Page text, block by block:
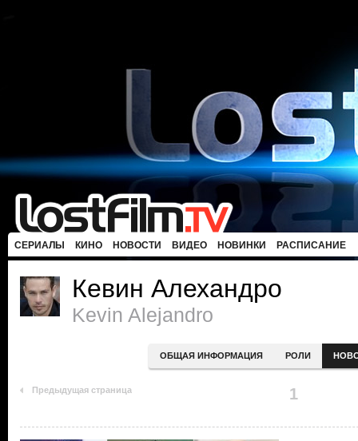
СЕРИАЛЫ КИНО НОВОСТИ ВИДЕО НОВИНКИ РАСПИСАНИЕ
Кевин Алехандро
Kevin Alejandro
ОБЩАЯ ИНФОРМАЦИЯ РОЛИ
Предыдущая страница 1